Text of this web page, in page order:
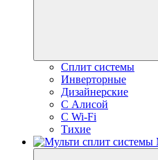
Сплит системы
Инверторные
Дизайнерские
С Алисой
C Wi-Fi
Тихие